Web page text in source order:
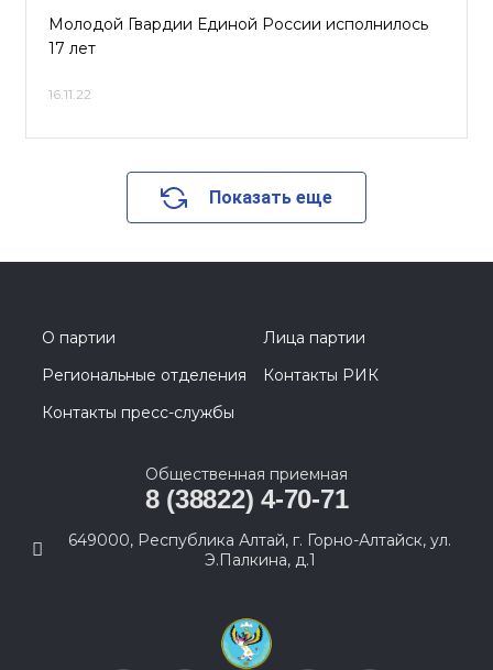
Молодой Гвардии Единой России исполнилось
17 лет
16.11.22
Показать еще
О партии
Лица партии
Региональные отделения
Контакты РИК
Контакты пресс-службы
Общественная приемная
8 (38822) 4-70-71
649000, Республика Алтай, г. Горно-Алтайск, ул.
Э.Палкина, д.1